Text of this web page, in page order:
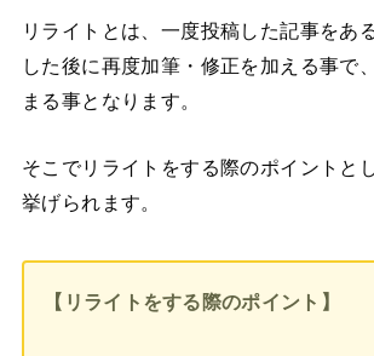
リライトとは、一度投稿した記事をあ
した後に再度加筆・修正を加える事で
まる事となります。
そこでリライトをする際のポイントと
挙げられます。
【リライトをする際のポイント】